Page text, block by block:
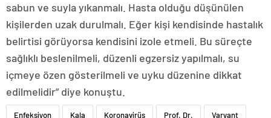
sabun ve suyla yıkanmalı. Hasta olduğu düşünülen
kişilerden uzak durulmalı. Eğer kişi kendisinde hastalık
belirtisi görüyorsa kendisini izole etmeli. Bu süreçte
sağlıklı beslenilmeli, düzenli egzersiz yapılmalı, su
içmeye özen gösterilmeli ve uyku düzenine dikkat
edilmelidir” diye konuştu.
Enfeksiyon Kala Koronavirüs Prof. Dr. Varyant